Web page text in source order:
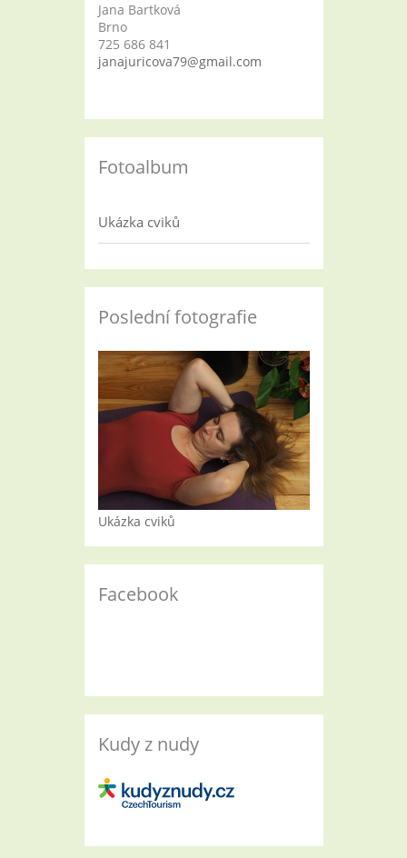
Jana Bartková
Brno
725 686 841
janajuricova79@gmail.com
Fotoalbum
Ukázka cviků
Poslední fotografie
Ukázka cviků
Facebook
Kudy z nudy